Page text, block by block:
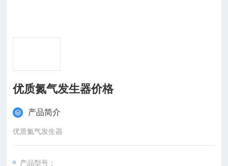
优质氮气发生器价格
产品简介
优质氮气发生器
产品型号：